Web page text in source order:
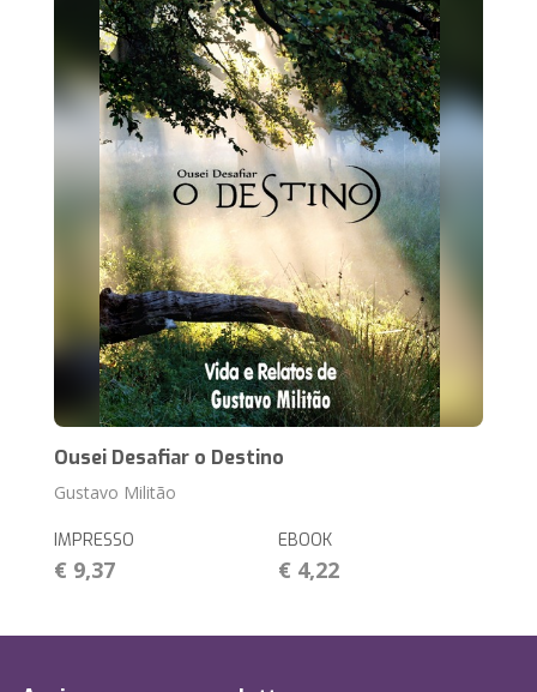
Ousei Desafiar o Destino
Gustavo Militão
IMPRESSO
€ 9,37
EBOOK
€ 4,22